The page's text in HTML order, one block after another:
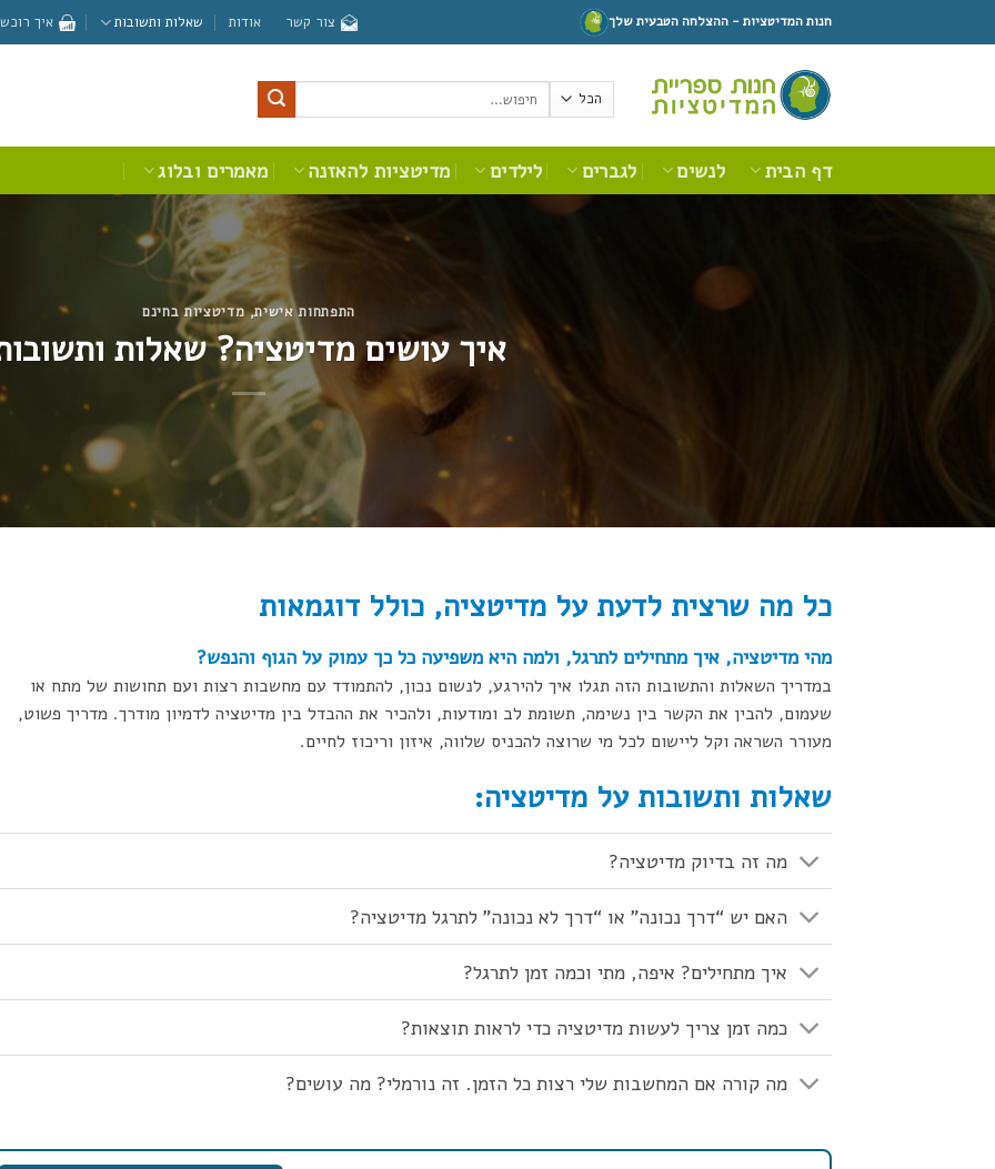
to
חנות המדיטציות - ההצלחה הטבעית שלך צור קשר אודות שאלות ותשובות איך
דף הבית לנשים לגברים לילדים מדיטציות להאזנה מאמרים ובלוג
התפתחות אישית,מדיטציות בחינם
איך עושים מדיטציה? שאלות
כל מה שרצית לדעת על מדיטציה, כולל דוגמאות
מהי מדיטציה, איך מתחילים לתרגל, ולמה היא משפיעה כל כך עמוק על הגוף והנפש?
במדריך השאלות והתשובות הזה תגלו איך להירגע, לנשום נכון, להתמודד עם מחשבות רצות ועם תחושות של מתח או
שעמום, להבין את הקשר בין נשימה, תשומת לב ומודעות, ולהכיר את ההבדל בין מדיטציה לדמיון מודרך. מדריך פשוט,
מעורר השראה וקל ליישום לכל מי שרוצה להכניס שלווה, איזון וריכוז לחיים.
שאלות ותשובות על מדיטציה:
מה זה בדיוק מדיטציה?
האם יש “דרך נכונה” או “דרך לא נכונה” לתרגל מדיטציה?
איך מתחילים? איפה, מתי וכמה זמן לתרגל?
כמה זמן צריך לעשות מדיטציה כדי לראות תוצאות?
מה קורה אם המחשבות שלי רצות כל הזמן. זה נורמלי? מה עושים?